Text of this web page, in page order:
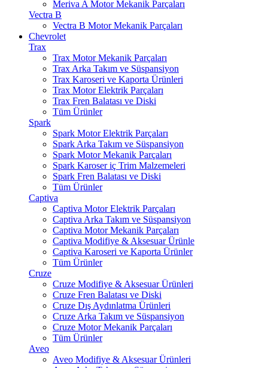
Meriva A Motor Mekanik Parçaları
Vectra B
Vectra B Motor Mekanik Parçaları
Chevrolet
Trax
Trax Motor Mekanik Parçaları
Trax Arka Takım ve Süspansiyon
Trax Karoseri ve Kaporta Ürünleri
Trax Motor Elektrik Parçaları
Trax Fren Balatası ve Diski
Tüm Ürünler
Spark
Spark Motor Elektrik Parçaları
Spark Arka Takım ve Süspansiyon
Spark Motor Mekanik Parçaları
Spark Karoser iç Trim Malzemeleri
Spark Fren Balatası ve Diski
Tüm Ürünler
Captiva
Captiva Motor Elektrik Parçaları
Captiva Arka Takım ve Süspansiyon
Captiva Motor Mekanik Parçaları
Captiva Modifiye & Aksesuar Ürünle
Captiva Karoseri ve Kaporta Ürünler
Tüm Ürünler
Cruze
Cruze Modifiye & Aksesuar Ürünleri
Cruze Fren Balatası ve Diski
Cruze Dış Aydınlatma Ürünleri
Cruze Arka Takım ve Süspansiyon
Cruze Motor Mekanik Parçaları
Tüm Ürünler
Aveo
Aveo Modifiye & Aksesuar Ürünleri